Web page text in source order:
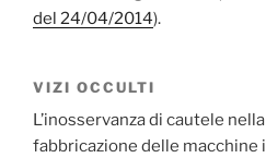
del 24/04/2014).
VIZI OCCULTI
L’inosservanza di cautele
fabbricazione delle